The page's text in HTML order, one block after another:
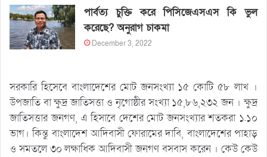
পার্বত্য চুক্তি করে পিসিজেএসএস কি ভুল
করেছে? অনুরাগ চাকমা
December 3, 2022
সরকারি হিসেবে বাংলাদেশের মোট জনসংখ্যা ১৫ কোটি ৫৮ লাখ ।
উপজাতি বা ক্ষুদ্র জাতিসত্তা ও নৃগোষ্ঠীর সংখ্যা ১৫,৮৬,২৩২ জন । ক্ষুদ্র
জাতিসত্তার জনগণ, এ হিসাবে দেশের মোট জনসংখ্যার শতকরা ১.১০
ভাগ। কিন্তু বাংলাদেশ আদিবাসী ফোরামের দাবি, বাংলাদেশের পাহাড়
ও সমতলে ৩০ লক্ষাধিক আদিবাসী জনগণ বসবাস করেন । কেউ কেউ